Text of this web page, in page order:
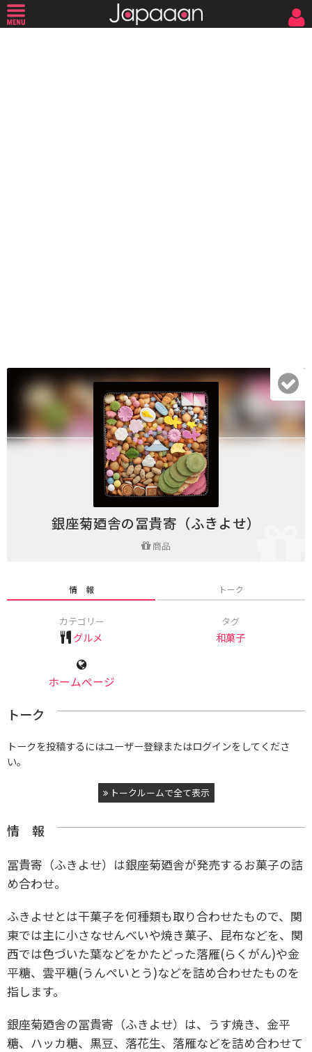
銀座菊廼舎の冨貴寄（ふきよせ）
商品
情 報 トーク
カテゴリー
グルメ
タグ
和菓子
ホームページ
トーク
トークを投稿するにはユーザー登録またはログインをしてくださ
い。
トークルームで全て表示
情 報
冨貴寄（ふきよせ）は銀座菊廼舎が発売するお菓子の詰
め合わせ。
ふきよせとは干菓子を何種類も取り合わせたもので、関
東では主に小さなせんべいや焼き菓子、昆布などを、関
西では色づいた葉などをかたどった落雁(らくがん)や金
平糖、雲平糖(うんぺいとう)などを詰め合わせたものを
指します。
銀座菊廼舎の冨貴寄（ふきよせ）は、うす焼き、金平
糖、ハッカ糖、黒豆、落花生、落雁などを詰め合わせて